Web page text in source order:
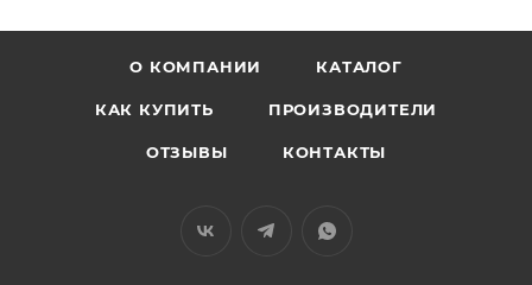
О КОМПАНИИ КАТАЛОГ
КАК КУПИТЬ ПРОИЗВОДИТЕЛИ
ОТЗЫВЫ КОНТАКТЫ